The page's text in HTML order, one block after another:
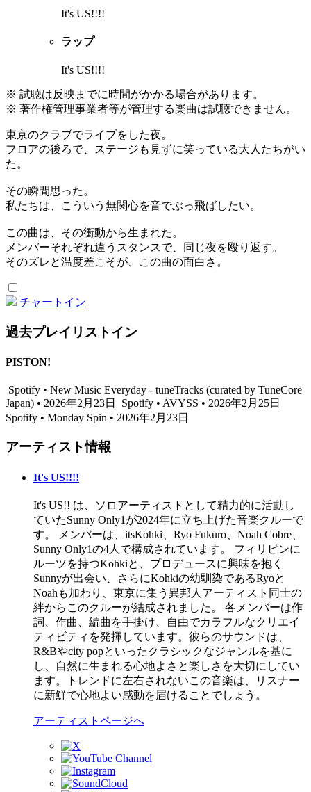
It's US!!!!
ラップ
It's US!!!!
※ 試聴は反映までに時間がかかる場合があります。
※ 著作権管理事業者等が管理する楽曲は試聴できません。
東京のクラブでライブをした夜。
フロアの後ろで、ステージも見ずに笑っている大人たちがい
た。
その瞬間思った。
私たちは、こういう無関心を音でぶっ飛ばしたい。
この曲は、その衝動から生まれた。
メンバーそれぞれ違うスタンスで、同じ夜を殴り返す。
そのズレと温度差こそが、この曲の面白さ。
チャートイン
過去プレイリストイン
PISTON!
Spotify • New Music Everyday - tuneTracks (curated by TuneCore
Japan) • 2026年2月23日
Spotify • AVYSS • 2026年2月25日
Spotify • Monday Spin • 2026年2月23日
アーティスト情報
It's US!!!!
It's US!! は、ソロアーティストとして精力的に活動し
ていたSunny Only1が2024年に立ち上げた音楽クルーで
す。 メンバーは、itsKohki、Ryo Fukuro、Noah Cobre、
Sunny Only1の4人で構成されています。 フィリピンに
ルーツを持つKohkiと、プロデュースに興味を抱く
Sunnyが出会い、さらにKohkiの幼馴染であるRyoと
Noahも加わり、東京に集う異邦人アーティスト同士の
絆からこのクルーが結成されました。 各メンバーは作
詞、作曲、編曲を手掛け、自由でカラフルなクリエイ
ティビティを発揮しています。彼らのサウンドは、
R&Bやcity popといったクラシックなジャンルを基に
し、自然に生まれる心地よさと楽しさを大切にしてい
ます。トレンドに左右されないこの音楽は、リスナー
に新鮮で心地よい感動を届けることでしょう。
アーティストページへ